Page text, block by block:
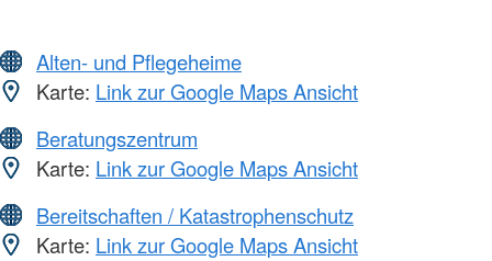
Alten- und Pflegeheime
Karte: Link zur Google Maps Ansicht
Beratungszentrum
Karte: Link zur Google Maps Ansicht
Bereitschaften / Katastrophenschutz
Karte: Link zur Google Maps Ansicht